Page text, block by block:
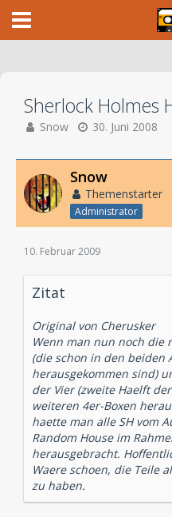
Sherlock Holmes
Snow 30. Juni 2008
Snow
Themenstarter
Administrator
10. Februar 2009
Zitat
Original von Cherusker
Wenn man nun noch die
(die schon in den beiden
herausgekommen sind)
der Vier (zweite Haelft
weiteren 4er-Boxen
haette man alle SH vom
Random House im
herausgebracht.
Waere schoen, die Teile
zu haben.